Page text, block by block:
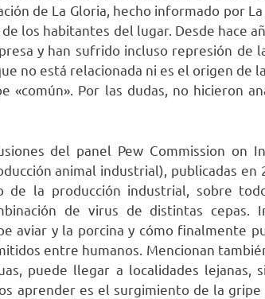
de La Gloria, hecho informado por
los habitantes del lugar. Desde hace
y han sufrido incluso represión de
no está relacionada ni es el origen de
«común». Por las dudas, no hicieron
del panel Pew Commission on
animal industrial), publicadas
de la producción industrial, sobre
de virus de distintas cepas.
aviar y la porcina y cómo finalmente
entre humanos. Mencionan
puede llegar a localidades lejanas,
aprender es el surgimiento de la